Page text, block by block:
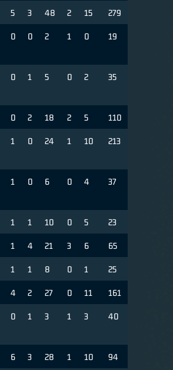
5 3 48 2 15 279
0 0 2 1 0 19
0 1 5 0 2 35
0 2 18 2 5 110
1 0 24 1 10 213
1 0 6 0 4 37
1 1 10 0 5 23
1 4 21 3 6 65
1 1 8 0 1 25
4 2 27 0 11 161
0 1 3 1 3 40
6 3 28 1 10 94